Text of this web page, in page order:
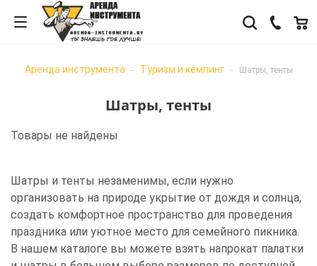
Аренда инструмента - Туризм и кемпинг - Шатры, тенты
Шатры, тенты
Товары не найдены
Шатры и тенты незаменимы, если нужно
организовать на природе укрытие от дождя и солнца,
создать комфортное пространство для проведения
праздника или уютное место для семейного пикника.
В нашем каталоге вы можете взять напрокат палатки